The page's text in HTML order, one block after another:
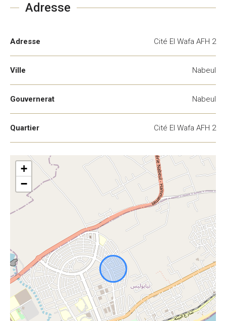
Adresse
Adresse Cité El Wafa AFH 2
Ville Nabeul
Gouvernerat Nabeul
Quartier Cité El Wafa AFH 2
+
−